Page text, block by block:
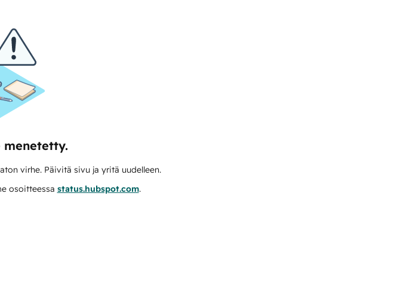
menetetty.
virhe. Päivitä sivu ja yritä uudelleen.
osoitteessa status.hubspot.com.